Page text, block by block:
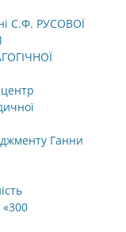
С.Ф. РУСОВОЇ
Ганни
«300